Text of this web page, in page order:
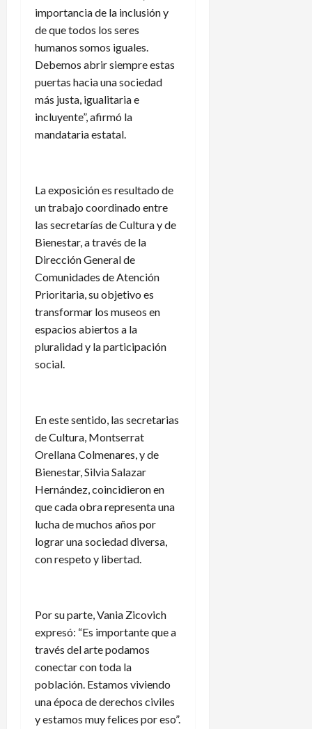
importancia de la inclusión y
de que todos los seres
humanos somos iguales.
Debemos abrir siempre estas
puertas hacia una sociedad
más justa, igualitaria e
incluyente”, afirmó la
mandataria estatal.
La exposición es resultado de
un trabajo coordinado entre
las secretarías de Cultura y de
Bienestar, a través de la
Dirección General de
Comunidades de Atención
Prioritaria, su objetivo es
transformar los museos en
espacios abiertos a la
pluralidad y la participación
social.
En este sentido, las secretarias
de Cultura, Montserrat
Orellana Colmenares, y de
Bienestar, Silvia Salazar
Hernández, coincidieron en
que cada obra representa una
lucha de muchos años por
lograr una sociedad diversa,
con respeto y libertad.
Por su parte, Vania Zicovich
expresó: “Es importante que a
través del arte podamos
conectar con toda la
población. Estamos viviendo
una época de derechos civiles
y estamos muy felices por eso”.